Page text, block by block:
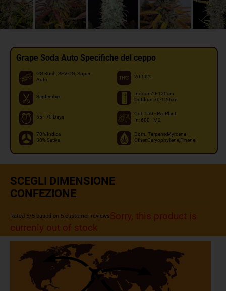
Grape Soda Auto Specifiche del ceppo
OG Kush, SFV OG, Super
Auto
20.00%
September
Indoor:70-120cm
Outdoor:70-120cm
65 - 70 Days
Out: 150 - Per Plant
In: 600 - M2
70% Indica
30% Sativa
Dom. Terpene:Myrcene
Other:Caryophyllene,Pinene
SCEGLI DIMENSIONE
CONFEZIONE
Rated 5/5 based on 5 customer reviewsSorry, this product is
currenly out of stock